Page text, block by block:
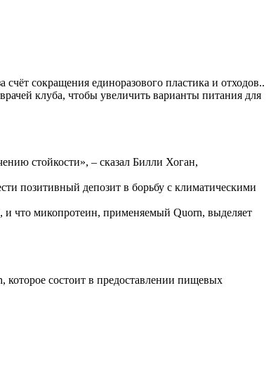
сокращения единоразового пластика и отходов..
клуба, чтобы увеличить варианты питания для
стойкости», – сказал Билли Хоган,
позитивный депозит в борьбу с климатическими
и что микопротеин, применяемый Quorn, выделяет
состоит в предоставлении пищевых